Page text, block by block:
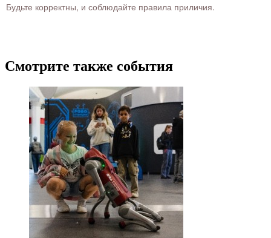
Будьте корректны, и соблюдайте правила приличия.
Смотрите также события